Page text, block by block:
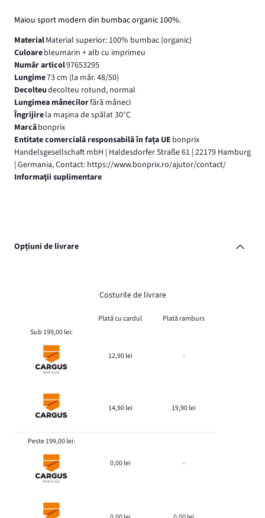
Maiou sport modern din bumbac organic 100%.
MaterialMaterial superior: 100% bumbac (organic)
Culoarebleumarin + alb cu imprimeu
Număr articol97653295
Lungime73 cm (la măr. 48/50)
Decolteudecolteu rotund, normal
Lungimea mânecilorfără mâneci
Îngrijirela maşina de spălat 30°C
Marcăbonprix
Entitate comercială responsabilă în fața UE bonprix
Handelsgesellschaft mbH | Haldesdorfer Straße 61 | 22179 Hamburg
| Germania, Contact: https://www.bonprix.ro/ajutor/contact/
Informaţii suplimentare
Opțiuni de livrare
Costurile de livrare
Plată cu cardul
Plată ramburs
Sub 199,00 lei:
12,90 lei -
14,90 lei 19,90 lei
Peste 199,00 lei:
0,00 lei -